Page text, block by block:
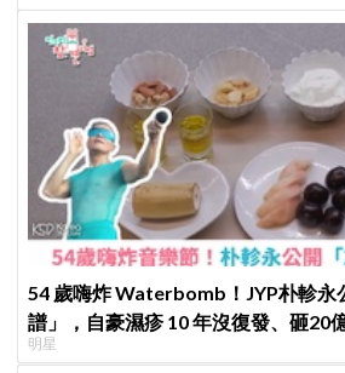
54 歲嗨炸 Waterbomb！JYP朴軫永
譜」，自豪濕疹 10 年沒復發、砸20
餐
明星